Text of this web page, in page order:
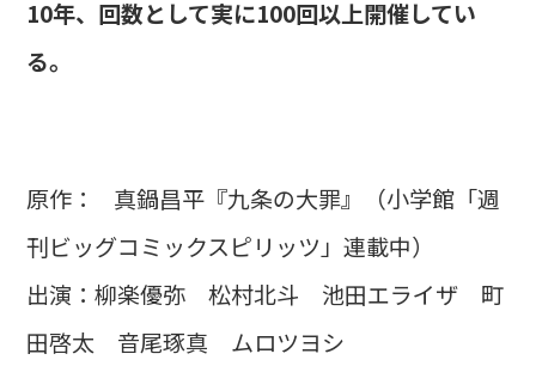
10年、回数として実に100回以上開催してい
る。
原作： 真鍋昌平『九条の大罪』（小学館「週
刊ビッグコミックスピリッツ」連載中）
出演：柳楽優弥 松村北斗 池田エライザ 町
田啓太 音尾琢真 ムロツヨシ